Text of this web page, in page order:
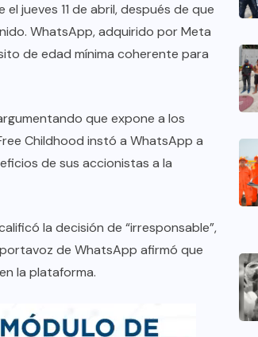
jueves 11 de abril, después de que
WhatsApp, adquirido por Meta
de edad mínima coherente para
que expone a los
Childhood instó a WhatsApp a
de sus accionistas a la
la decisión de “irresponsable”,
de WhatsApp afirmó que
la plataforma.